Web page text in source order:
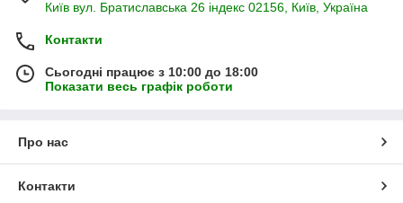
Київ вул. Братиславська 26 індекс 02156, Київ, Україна
Контакти
Сьогодні працює з 10:00 до 18:00
Показати весь графік роботи
Про нас
Контакти